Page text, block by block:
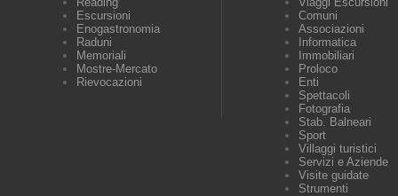
Escursioni
Enogastronomia
Raduni
Memoriali
Mostre-Mercato
Rievocazioni
Comuni
Associazioni
Informatica
Immobiliari
Proloco
Enti
Spettacoli
Fotografia
Stab. Balneari
Sport
Villaggi turistici
Servizi e Aziende
Visite guidate
Strumenti